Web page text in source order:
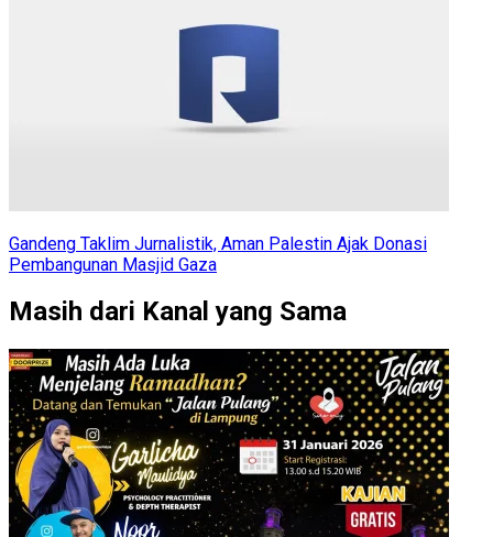
Gandeng Taklim Jurnalistik, Aman Palestin Ajak Donasi
Pembangunan Masjid Gaza
Masih dari Kanal yang Sama